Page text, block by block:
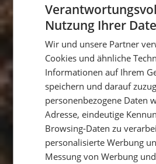
Nutzung Ihrer
Wir und unsere Partner
Cookies und ähnliche
Informationen auf Ihrem
speichern und darauf
personenbezogene Daten
Adresse, eindeutige
Browsing-Daten zu
personalisierte Werbung
Messung von Werbung